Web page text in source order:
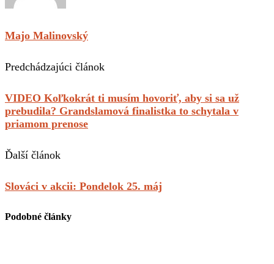
Majo Malinovský
Predchádzajúci článok
VIDEO Koľkokrát ti musím hovoriť, aby si sa už
prebudila? Grandslamová finalistka to schytala v
priamom prenose
Ďalší článok
Slováci v akcii: Pondelok 25. máj
Podobné články